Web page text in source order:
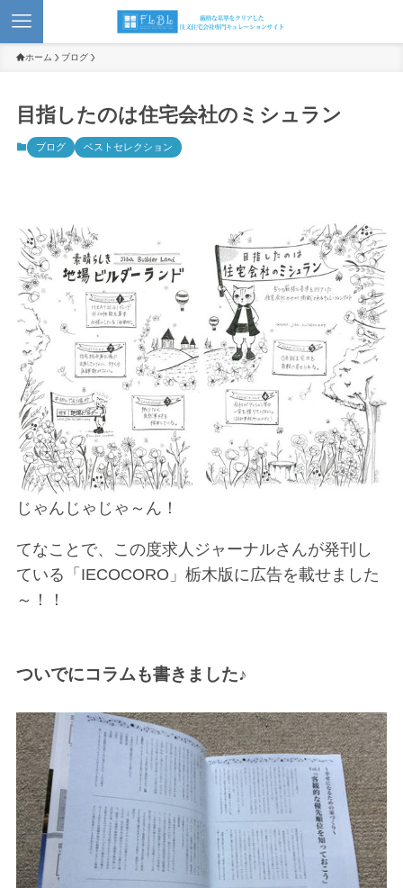
ホーム ブログ
目指したのは住宅会社のミシュラン
ブログ ベストセレクション
じゃんじゃじゃ～ん！
てなことで、この度求人ジャーナルさんが発刊し
ている「IECOCORO」栃木版に広告を載せました
～！！
ついでにコラムも書きました♪